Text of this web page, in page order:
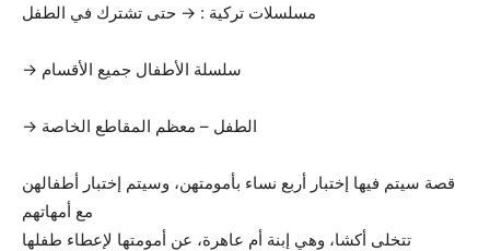
مسلسلات تركية : → حتى تشترك في الطفل
→ سلسلة الأطفال جميع الأقسام
→ الطفل – معظم المقاطع الخاصة
قصة سيتم فيها إختبار أربع نساء بأمومتهن، وسيتم إختبار أطفالهن
مع أمهاتهم
تتخلى أكشا، وهي إبنة أم عاهرة، عن أمومتها لإعطاء طفلها